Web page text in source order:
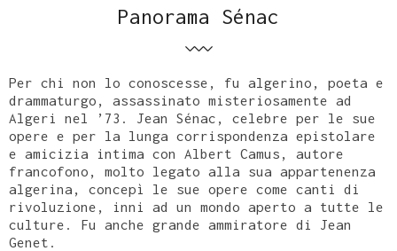
Panorama Sénac
Per chi non lo conoscesse, fu algerino, poeta e
drammaturgo, assassinato misteriosamente ad
Algeri nel ’73. Jean Sénac, celebre per le sue
opere e per la lunga corrispondenza epistolare
e amicizia intima con Albert Camus, autore
francofono, molto legato alla sua appartenenza
algerina, concepì le sue opere come canti di
rivoluzione, inni ad un mondo aperto a tutte le
culture. Fu anche grande ammiratore di Jean
Genet.